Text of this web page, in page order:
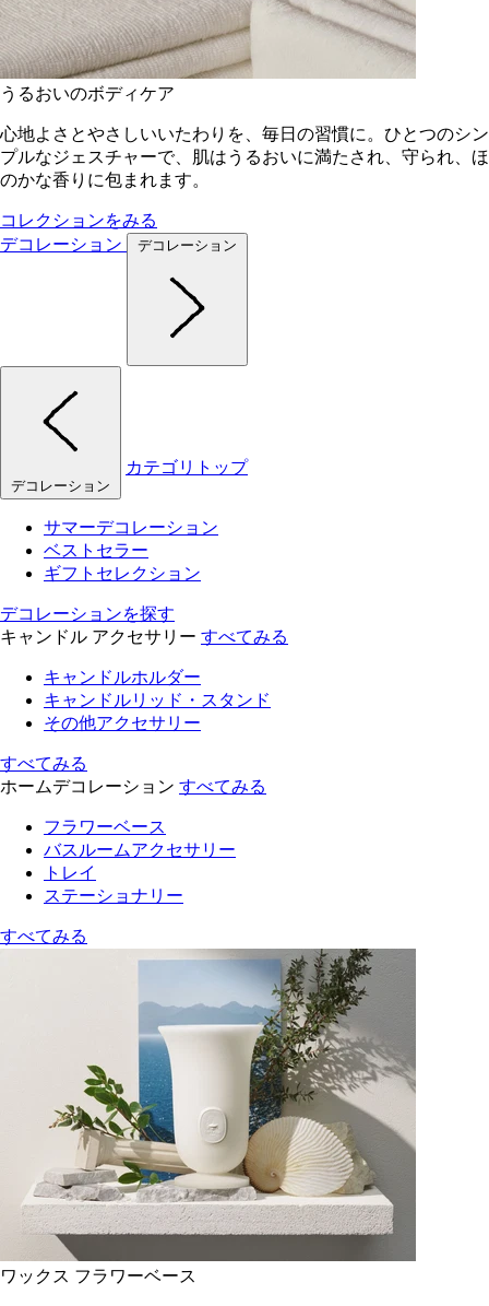
うるおいのボディケア
心地よさとやさしいいたわりを、毎日の習慣に。ひとつのシン
プルなジェスチャーで、肌はうるおいに満たされ、守られ、ほ
のかな香りに包まれます。
コレクションをみる
デコレーション
デコレーション
デコレーション
カテゴリトップ
サマーデコレーション
ベストセラー
ギフトセレクション
デコレーションを探す
キャンドル アクセサリー すべてみる
キャンドルホルダー
キャンドルリッド・スタンド
その他アクセサリー
すべてみる
ホームデコレーション すべてみる
フラワーベース
バスルームアクセサリー
トレイ
ステーショナリー
すべてみる
ワックス フラワーベース